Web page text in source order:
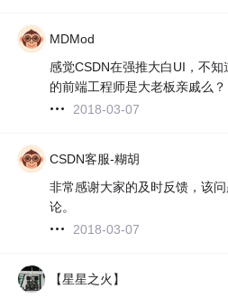
MDMod
感觉CSDN在强推大白UI，不知
的前端工程师是大老板亲戚么？
2018-03-07
CSDN客服-糊胡
非常感谢大家的及时反馈，该
论。
2018-03-07
【星星之火】